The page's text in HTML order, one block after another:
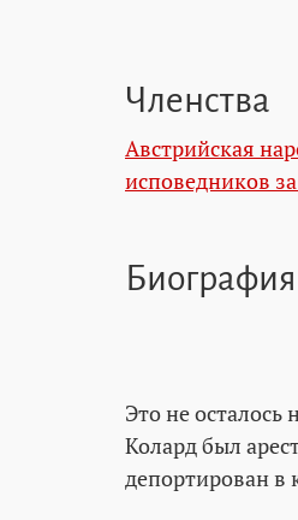
Членства
Австрийская
исповедников
Биография
Это не
Колард был
депортирован в